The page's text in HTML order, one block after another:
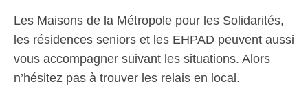
Les Maisons de la Métropole pour les Solidarités,
les résidences seniors et les EHPAD peuvent aussi
vous accompagner suivant les situations. Alors
n’hésitez pas à trouver les relais en local.